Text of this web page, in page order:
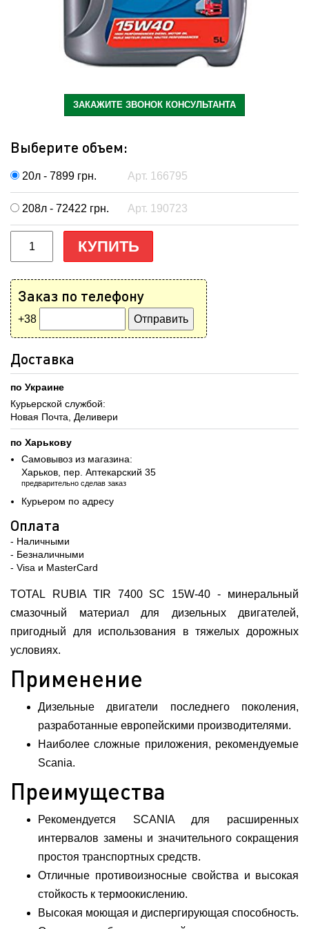
ЗАКАЖИТЕ ЗВОНОК КОНСУЛЬТАНТА
Выберите объем:
20л - 7899 грн. Арт. 166795
208л - 72422 грн. Арт. 190723
КУПИТЬ
Заказ по телефону
+38
Доставка
по Украине
Курьерской службой:
Новая Почта, Деливери
по Харькову
Самовывоз из магазина:
Харьков, пер. Аптекарский 35
предварительно сделав заказ
Курьером по адресу
Оплата
- Наличными
- Безналичными
- Visa и MasterCard
TOTAL RUBIA TIR 7400 SC 15W-40 - минеральный
смазочный материал для дизельных двигателей,
пригодный для использования в тяжелых дорожных
условиях.
Применение
Дизельные двигатели последнего поколения,
разработанные европейскими производителями.
Наиболее сложные приложения, рекомендуемые
Scania.
Преимущества
Рекомендуется SCANIA для расширенных
интервалов замены и значительного сокращения
простоя транспортных средств.
Отличные противоизносные свойства и высокая
стойкость к термоокислению.
Высокая моющая и диспергирующая способность.